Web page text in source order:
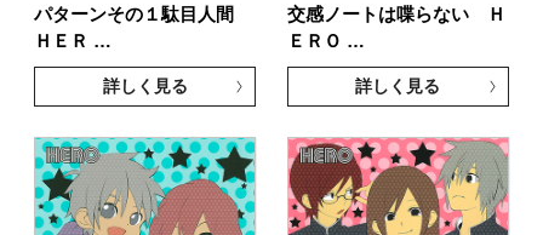
パターンその１駄目人間
ＨＥＲ …
詳しく見る
交感ノートは喋らない Ｈ
ＥＲＯ …
詳しく見る